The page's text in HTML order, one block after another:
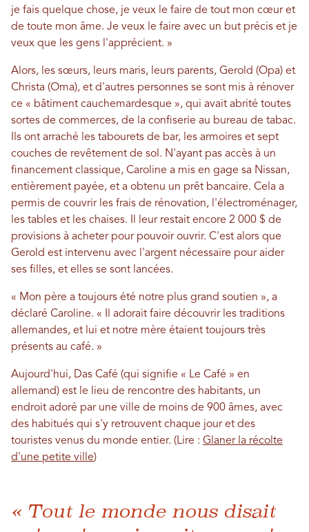
je fais quelque chose, je veux le faire de tout mon cœur et
de toute mon âme. Je veux le faire avec un but précis et je
veux que les gens l'apprécient. »
Alors, les sœurs, leurs maris, leurs parents, Gerold (Opa) et
Christa (Oma), et d'autres personnes se sont mis à rénover
ce « bâtiment cauchemardesque », qui avait abrité toutes
sortes de commerces, de la confiserie au bureau de tabac.
Ils ont arraché les tabourets de bar, les armoires et sept
couches de revêtement de sol. N'ayant pas accès à un
financement classique, Caroline a mis en gage sa Nissan,
entièrement payée, et a obtenu un prêt bancaire. Cela a
permis de couvrir les frais de rénovation, l'électroménager,
les tables et les chaises. Il leur restait encore 2 000 $ de
provisions à acheter pour pouvoir ouvrir. C'est alors que
Gerold est intervenu avec l'argent nécessaire pour aider
ses filles, et elles se sont lancées.
« Mon père a toujours été notre plus grand soutien », a
déclaré Caroline. « Il adorait faire découvrir les traditions
allemandes, et lui et notre mère étaient toujours très
présents au café. »
Aujourd'hui, Das Café (qui signifie « Le Café » en
allemand) est le lieu de rencontre des habitants, un
endroit adoré par une ville de moins de 900 âmes, avec
des habitués qui s'y retrouvent chaque jour et des
touristes venus du monde entier. (Lire : Glaner la récolte
d'une petite ville)
« Tout le monde nous disait